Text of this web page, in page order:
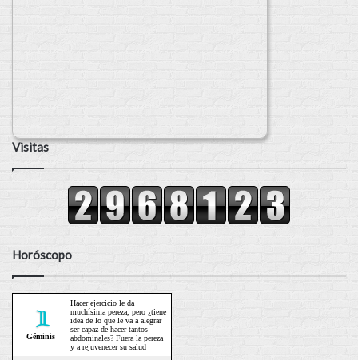
Visitas
Horóscopo